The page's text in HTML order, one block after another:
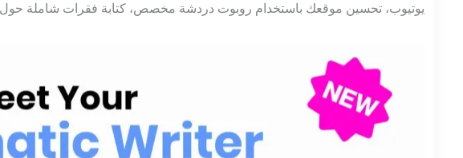
يوتيوب، تحسين موقعك باستخدام روبوت دردشة مخصص، كتابة فقرات شاملة